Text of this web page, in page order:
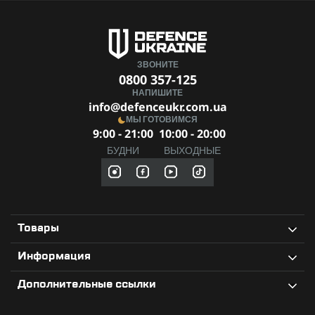
мультикам, олива, пиксель, койот,
— это стратегический выбор для
профессионалов, которые ценят безопасность,
организованность и готовность к испытаниям.
Совершенствуйте ваши возможности вместе с надежным
ЗВОНИТЕ
0800 357-125
НАПИШИТЕ
info@defenceukr.com.ua
МЫ ГОТОВИМСЯ
9:00 - 21:00
БУДНИ
10:00 - 20:00
ВЫХОДНЫЕ
Товары
Информация
Дополнительные ссылки